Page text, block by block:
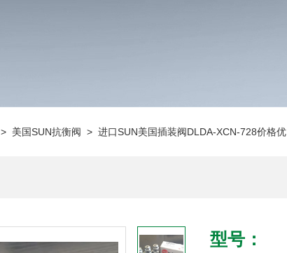
> 美国SUN抗衡阀 > 进口SUN美国插装阀DLDA-XCN-728价格优
型号：